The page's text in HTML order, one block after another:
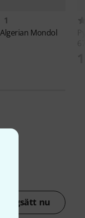
1
Algerian Mondol
Betygsätt nu